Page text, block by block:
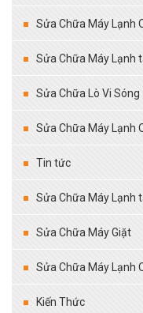
Sửa Chữa Máy Lạnh
Sửa Chữa Máy Lạnh
Sửa Chữa Lò Vi Sóng
Sửa Chữa Máy Lạnh
Tin tức
Sửa Chữa Máy Lạnh
Sửa Chữa Máy Giặt
Sửa Chữa Máy Lạnh
Kiến Thức